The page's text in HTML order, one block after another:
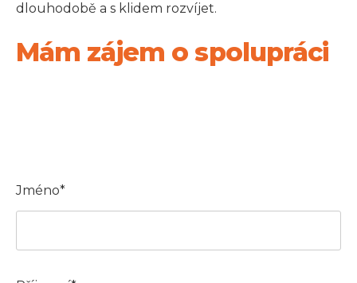
dlouhodobě a s klidem rozvíjet.
Mám zájem o spolupráci
Jméno*